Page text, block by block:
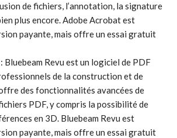
de fichiers, l’annotation, la signature
plus encore. Adobe Acrobat est
payante, mais offre un essai gratuit
: Bluebeam Revu est un logiciel de PDF
de la construction et de
des fonctionnalités avancées de
PDF, y compris la possibilité de
en 3D. Bluebeam Revu est
payante, mais offre un essai gratuit